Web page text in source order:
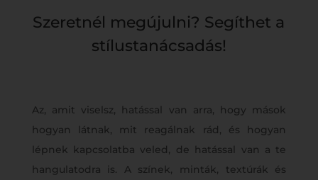
Szeretnél megújulni? Segíthet a
stílustanácsadás!
Az, amit viselsz, hatással van arra, hogy mások
hogyan látnak, mit reagálnak rád, és hogyan
lépnek kapcsolatba veled, de hatással van a te
hangulatodra is. A színek, minták, textúrák és